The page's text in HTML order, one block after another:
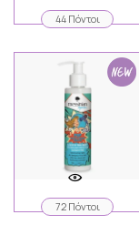
44 Πόντοι
72 Πόντοι